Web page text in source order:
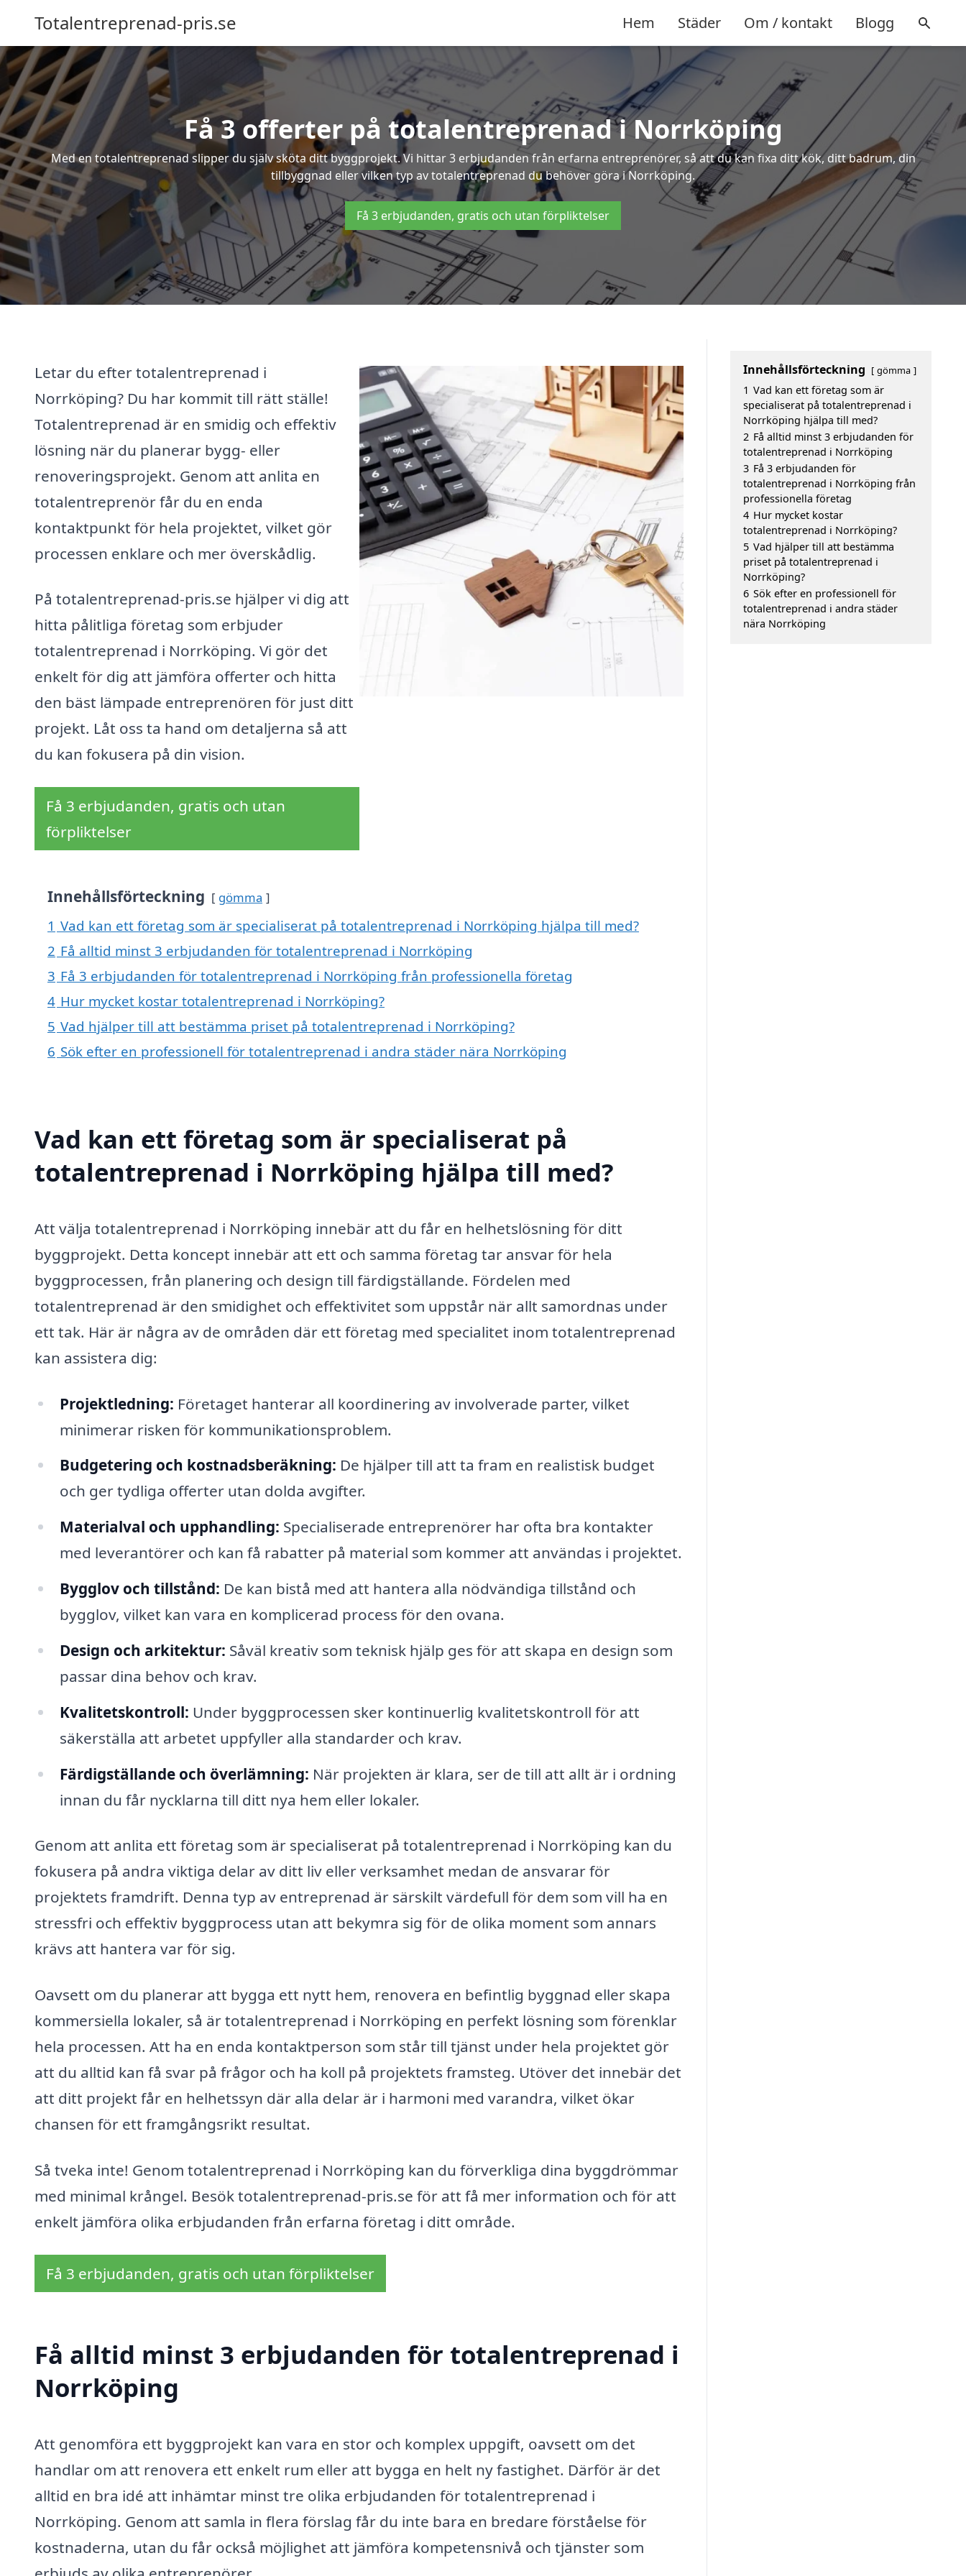
Totalentreprenad-pris.se Hem Städer Om / kontakt Blogg
Få 3 offerter på totalentreprenad i Norrköping
Med en totalentreprenad slipper du själv sköta ditt byggprojekt. Vi hittar 3 erbjudanden från erfarna entreprenörer, så att du kan fixa ditt kök, ditt badrum, din
tillbyggnad eller vilken typ av totalentreprenad du behöver göra i Norrköping.
Få 3 erbjudanden, gratis och utan förpliktelser
Letar du efter totalentreprenad i
Norrköping? Du har kommit till rätt ställe!
Totalentreprenad är en smidig och effektiv
lösning när du planerar bygg- eller
renoveringsprojekt. Genom att anlita en
totalentreprenör får du en enda
kontaktpunkt för hela projektet, vilket gör
processen enklare och mer överskådlig.
På totalentreprenad-pris.se hjälper vi dig att
hitta pålitliga företag som erbjuder
totalentreprenad i Norrköping. Vi gör det
enkelt för dig att jämföra offerter och hitta
den bäst lämpade entreprenören för just ditt
projekt. Låt oss ta hand om detaljerna så att
du kan fokusera på din vision.
Få 3 erbjudanden, gratis och utan
förpliktelser
Innehållsförteckning gömma
1 Vad kan ett företag som är specialiserat på totalentreprenad i Norrköping hjälpa till med?
2 Få alltid minst 3 erbjudanden för totalentreprenad i Norrköping
3 Få 3 erbjudanden för totalentreprenad i Norrköping från professionella företag
4 Hur mycket kostar totalentreprenad i Norrköping?
5 Vad hjälper till att bestämma priset på totalentreprenad i Norrköping?
6 Sök efter en professionell för totalentreprenad i andra städer nära Norrköping
Vad kan ett företag som är specialiserat på
totalentreprenad i Norrköping hjälpa till med?
Att välja totalentreprenad i Norrköping innebär att du får en helhetslösning för ditt
byggprojekt. Detta koncept innebär att ett och samma företag tar ansvar för hela
byggprocessen, från planering och design till färdigställande. Fördelen med
totalentreprenad är den smidighet och effektivitet som uppstår när allt samordnas under
ett tak. Här är några av de områden där ett företag med specialitet inom totalentreprenad
kan assistera dig:
Projektledning: Företaget hanterar all koordinering av involverade parter, vilket
minimerar risken för kommunikationsproblem.
Budgetering och kostnadsberäkning: De hjälper till att ta fram en realistisk budget
och ger tydliga offerter utan dolda avgifter.
Materialval och upphandling: Specialiserade entreprenörer har ofta bra kontakter
med leverantörer och kan få rabatter på material som kommer att användas i projektet.
Bygglov och tillstånd: De kan bistå med att hantera alla nödvändiga tillstånd och
bygglov, vilket kan vara en komplicerad process för den ovana.
Design och arkitektur: Såväl kreativ som teknisk hjälp ges för att skapa en design som
passar dina behov och krav.
Kvalitetskontroll: Under byggprocessen sker kontinuerlig kvalitetskontroll för att
säkerställa att arbetet uppfyller alla standarder och krav.
Färdigställande och överlämning: När projekten är klara, ser de till att allt är i ordning
innan du får nycklarna till ditt nya hem eller lokaler.
Genom att anlita ett företag som är specialiserat på totalentreprenad i Norrköping kan du
fokusera på andra viktiga delar av ditt liv eller verksamhet medan de ansvarar för
projektets framdrift. Denna typ av entreprenad är särskilt värdefull för dem som vill ha en
stressfri och effektiv byggprocess utan att bekymra sig för de olika moment som annars
krävs att hantera var för sig.
Oavsett om du planerar att bygga ett nytt hem, renovera en befintlig byggnad eller skapa
kommersiella lokaler, så är totalentreprenad i Norrköping en perfekt lösning som förenklar
hela processen. Att ha en enda kontaktperson som står till tjänst under hela projektet gör
att du alltid kan få svar på frågor och ha koll på projektets framsteg. Utöver det innebär det
att ditt projekt får en helhetssyn där alla delar är i harmoni med varandra, vilket ökar
chansen för ett framgångsrikt resultat.
Så tveka inte! Genom totalentreprenad i Norrköping kan du förverkliga dina byggdrömmar
med minimal krångel. Besök totalentreprenad-pris.se för att få mer information och för att
enkelt jämföra olika erbjudanden från erfarna företag i ditt område.
Få 3 erbjudanden, gratis och utan förpliktelser
Få alltid minst 3 erbjudanden för totalentreprenad i
Norrköping
Att genomföra ett byggprojekt kan vara en stor och komplex uppgift, oavsett om det
handlar om att renovera ett enkelt rum eller att bygga en helt ny fastighet. Därför är det
alltid en bra idé att inhämtar minst tre olika erbjudanden för totalentreprenad i
Norrköping. Genom att samla in flera förslag får du inte bara en bredare förståelse för
kostnaderna, utan du får också möjlighet att jämföra kompetensnivå och tjänster som
Innehållsförteckning gömma
1 Vad kan ett företag som är
specialiserat på totalentreprenad i
Norrköping hjälpa till med?
2 Få alltid minst 3 erbjudanden för
totalentreprenad i Norrköping
3 Få 3 erbjudanden för
totalentreprenad i Norrköping från
professionella företag
4 Hur mycket kostar
totalentreprenad i Norrköping?
5 Vad hjälper till att bestämma
priset på totalentreprenad i
Norrköping?
6 Sök efter en professionell för
totalentreprenad i andra städer
nära Norrköping